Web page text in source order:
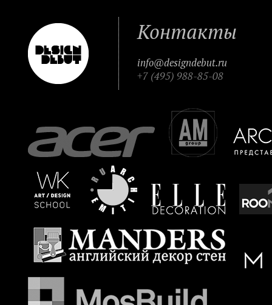
Контакты
info@designdebut.ru
+7 (495) 988-85-08